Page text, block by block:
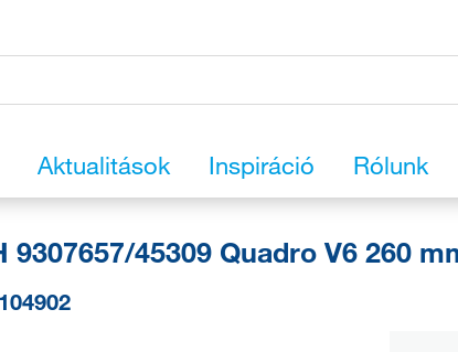
Aktualitások Inspiráció Rólunk
9307657/45309 Quadro V6 260
104902